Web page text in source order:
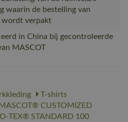
waarin de bestelling van
wordt verpakt
in China bij gecontroleerde
MASCOT
T-shirts
CUSTOMIZED
TEX® STANDARD 100